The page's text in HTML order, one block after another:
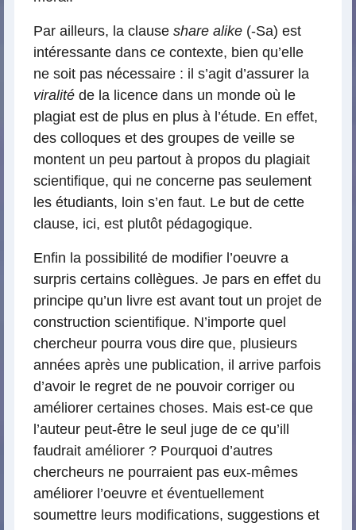
Par ailleurs, la clause share alike (-Sa) est
intéressante dans ce contexte, bien qu’elle
ne soit pas nécessaire : il s’agit d’assurer la
viralité de la licence dans un monde où le
plagiat est de plus en plus à l’étude. En effet,
des colloques et des groupes de veille se
montent un peu partout à propos du plagiait
scientifique, qui ne concerne pas seulement
les étudiants, loin s’en faut. Le but de cette
clause, ici, est plutôt pédagogique.
Enfin la possibilité de modifier l’oeuvre a
surpris certains collègues. Je pars en effet du
principe qu’un livre est avant tout un projet de
construction scientifique. N’importe quel
chercheur pourra vous dire que, plusieurs
années après une publication, il arrive parfois
d’avoir le regret de ne pouvoir corriger ou
améliorer certaines choses. Mais est-ce que
l’auteur peut-être le seul juge de ce qu’ill
faudrait améliorer ? Pourquoi d’autres
chercheurs ne pourraient pas eux-mêmes
améliorer l’oeuvre et éventuellement
soumettre leurs modifications, suggestions et